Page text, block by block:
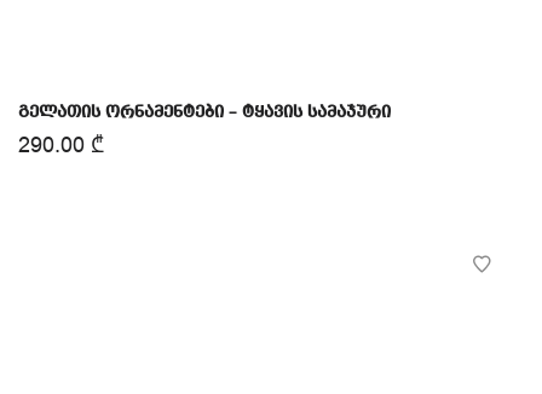
გელათის ორნამენტები – ტყავის სამაჯური
290.00 ₾